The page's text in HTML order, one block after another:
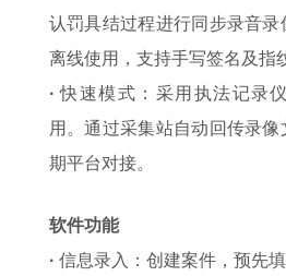
认罚具结过程进行同步录音录
离线使用，支持手写签名及指
·快速模式：采用执法记录
用。通过采集站自动回传录
期平台对接。
软件功能
· 信息录入：创建案件，预先